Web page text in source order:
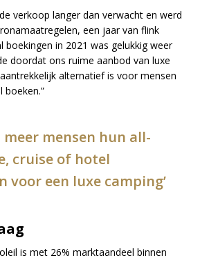
verkoop langer dan verwacht en werd
een jaar van flink
boekingen in 2021 was gelukkig weer
doordat ons ruime aanbod van luxe
alternatief is voor mensen
boeken.”
meer mensen hun all-
cruise of hotel
voor een luxe camping’
is met 26% marktaandeel binnen